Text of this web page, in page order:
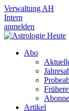
Verwaltung AH
Intern
anmelden
Abo
Artikel